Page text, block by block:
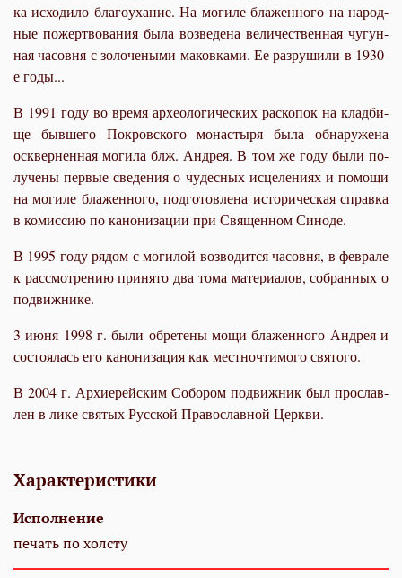
ка ис­хо­ди­ло бла­го­уха­ние. На мо­ги­ле бла­жен­но­го на на­род­
ные по­жерт­во­ва­ния бы­ла воз­ве­де­на ве­ли­че­ствен­ная чу­гун­
ная ча­сов­ня с зо­ло­че­ны­ми ма­ков­ка­ми. Ее раз­ру­ши­ли в 1930-
е го­ды...
В 1991 го­ду во вре­мя ар­хео­ло­ги­че­ских рас­ко­пок на клад­би­
ще быв­ше­го По­кров­ско­го мо­на­сты­ря бы­ла об­на­ру­же­на
осквер­нен­ная мо­ги­ла блж. Ан­дрея. В том же го­ду бы­ли по­
лу­че­ны пер­вые све­де­ния о чу­дес­ных ис­це­ле­ни­ях и по­мо­щи
на мо­ги­ле бла­жен­но­го, под­го­тов­ле­на ис­то­ри­че­ская справ­ка
в ко­мис­сию по ка­но­ни­за­ции при Свя­щен­ном Си­но­де.
В 1995 го­ду ря­дом с мо­ги­лой воз­во­дит­ся ча­сов­ня, в фев­ра­ле
к рас­смот­ре­нию при­ня­то два то­ма ма­те­ри­а­лов, со­бран­ных о
по­движ­ни­ке.
3 июня 1998 г. бы­ли об­ре­те­ны мо­щи бла­жен­но­го Ан­дрея и
со­сто­я­лась его ка­но­ни­за­ция как мест­но­чти­мо­го свя­то­го.
В 2004 г. Ар­хи­ерей­ским Со­бо­ром по­движ­ник был про­слав­
лен в ли­ке свя­тых Рус­ской Пра­во­слав­ной Церк­ви.
Характеристики
Исполнение
печать по холсту